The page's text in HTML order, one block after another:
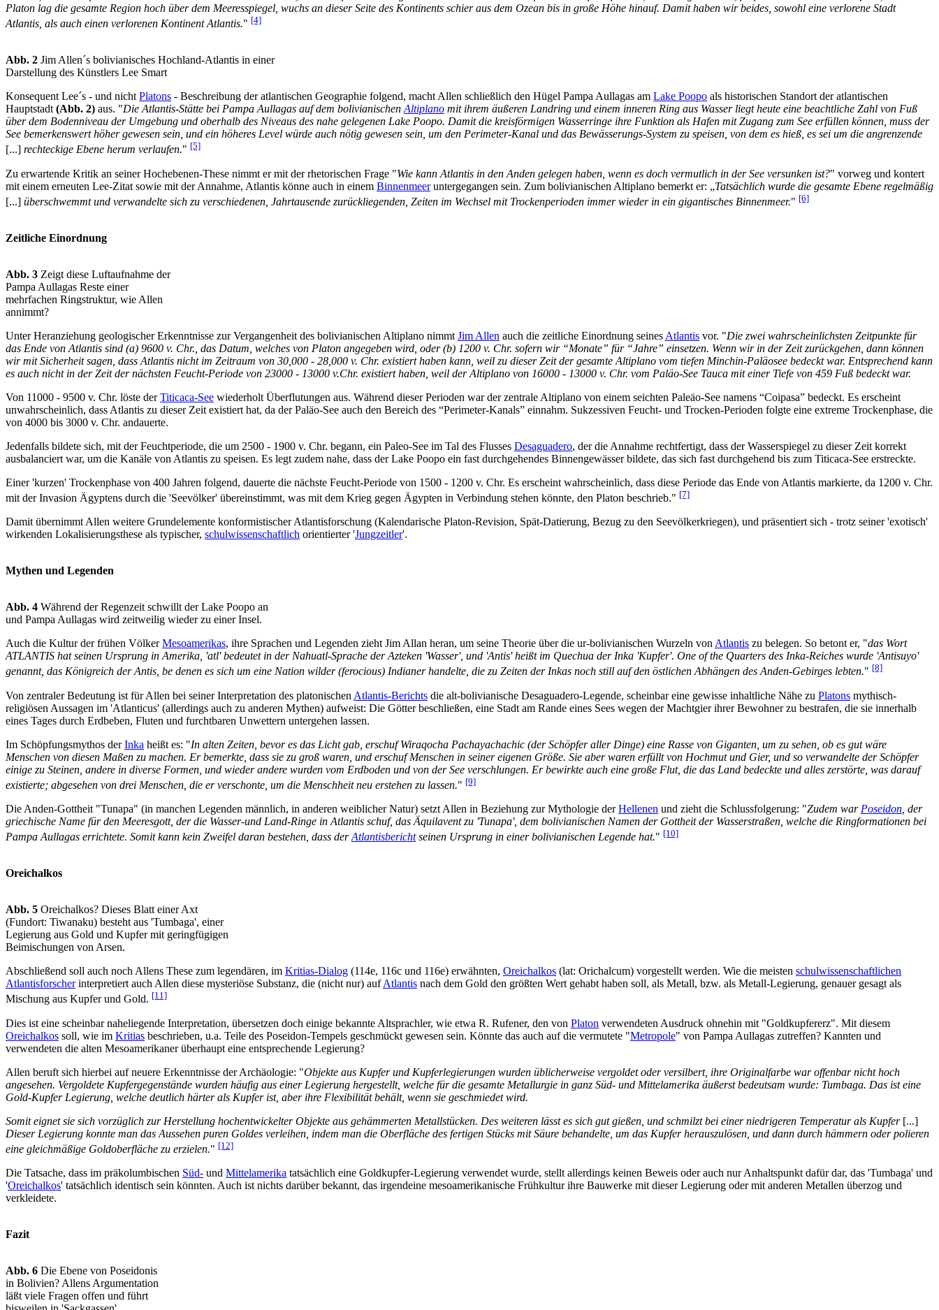
Platon lag die gesamte Region hoch über dem Meeresspiegel, wuchs an dieser Seite des Kontinents schier aus dem Ozean bis in große Höhe hinauf. Damit haben wir beides, sowohl eine verlorene Stadt
Atlantis, als auch einen verlorenen Kontinent Atlantis." [4]
Abb. 2 Jim Allen´s bolivianisches Hochland-Atlantis in einer
Darstellung des Künstlers Lee Smart
Konsequent Lee´s - und nicht Platons - Beschreibung der atlantischen Geographie folgend, macht Allen schließlich den Hügel Pampa Aullagas am Lake Poopo als historischen Standort der atlantischen
Hauptstadt (Abb. 2) aus. "Die Atlantis-Stätte bei Pampa Aullagas auf dem bolivianischen Altiplano mit ihrem äußeren Landring und einem inneren Ring aus Wasser liegt heute eine beachtliche Zahl von Fuß
über dem Bodenniveau der Umgebung und oberhalb des Niveaus des nahe gelegenen Lake Poopo. Damit die kreisförmigen Wasserringe ihre Funktion als Hafen mit Zugang zum See erfüllen können, muss der
See bemerkenswert höher gewesen sein, und ein höheres Level würde auch nötig gewesen sein, um den Perimeter-Kanal und das Bewässerungs-System zu speisen, von dem es hieß, es sei um die angrenzende
[...] rechteckige Ebene herum verlaufen." [5]
Zu erwartende Kritik an seiner Hochebenen-These nimmt er mit der rhetorischen Frage "Wie kann Atlantis in den Anden gelegen haben, wenn es doch vermutlich in der See versunken ist?" vorweg und kontert
mit einem erneuten Lee-Zitat sowie mit der Annahme, Atlantis könne auch in einem Binnenmeeruntergegangen sein. Zum bolivianischen Altiplano bemerkt er: „Tatsächlich wurde die gesamte Ebene regelmäßig
[...] überschwemmt und verwandelte sich zu verschiedenen, Jahrtausende zurückliegenden, Zeiten im Wechsel mit Trockenperioden immer wieder in ein gigantisches Binnenmeer." [6]
Zeitliche Einordnung
Abb. 3 Zeigt diese Luftaufnahme der
Pampa Aullagas Reste einer
mehrfachen Ringstruktur, wie Allen
annimmt?
Unter Heranziehung geologischer Erkenntnisse zur Vergangenheit des bolivianischen Altiplano nimmt Jim Allen auch die zeitliche Einordnung seines Atlantis vor. "Die zwei wahrscheinlichsten Zeitpunkte für
das Ende von Atlantis sind (a) 9600 v. Chr., das Datum, welches von Platon angegeben wird, oder (b) 1200 v. Chr. sofern wir “Monate” für “Jahre” einsetzen. Wenn wir in der Zeit zurückgehen, dann können
wir mit Sicherheit sagen, dass Atlantis nicht im Zeitraum von 30,000 - 28,000 v. Chr. existiert haben kann, weil zu dieser Zeit der gesamte Altiplano vom tiefen Minchin-Paläosee bedeckt war. Entsprechend kann
es auch nicht in der Zeit der nächsten Feucht-Periode von 23000 - 13000 v.Chr. existiert haben, weil der Altiplano von 16000 - 13000 v. Chr. vom Paläo-See Tauca mit einer Tiefe von 459 Fuß bedeckt war.
Von 11000 - 9500 v. Chr. löste derTiticaca-See wiederholt Überflutungen aus. Während dieser Perioden war der zentrale Altiplano von einem seichten Paleäo-See namens “Coipasa” bedeckt. Es erscheint
unwahrscheinlich, dass Atlantis zu dieser Zeit existiert hat, da der Paläo-See auch den Bereich des “Perimeter-Kanals” einnahm. Sukzessiven Feucht- und Trocken-Perioden folgte eine extreme Trockenphase, die
von 4000 bis 3000 v. Chr. andauerte.
Jedenfalls bildete sich, mit der Feuchtperiode, die um 2500 - 1900 v. Chr. begann, ein Paleo-See im Tal des Flusses Desaguadero, der die Annahme rechtfertigt, dass der Wasserspiegel zu dieser Zeit korrekt
ausbalanciert war, um die Kanäle von Atlantis zu speisen. Es legt zudem nahe, dass der Lake Poopo ein fast durchgehendes Binnengewässer bildete, das sich fast durchgehend bis zum Titicaca-See erstreckte.
Einer 'kurzen' Trockenphase von 400 Jahren folgend, dauerte die nächste Feucht-Periode von 1500 - 1200 v. Chr. Es erscheint wahrscheinlich, dass diese Periode das Ende von Atlantis markierte, da 1200 v. Chr.
mit der Invasion Ägyptens durch die 'Seevölker' übereinstimmt, was mit dem Krieg gegen Ägypten in Verbindung stehen könnte, den Platon beschrieb." [7]
Damit übernimmt Allen weitere Grundelemente konformistischer Atlantisforschung (Kalendarische Platon-Revision, Spät-Datierung, Bezug zu den Seevölkerkriegen), und präsentiert sich - trotz seiner 'exotisch'
wirkenden Lokalisierungsthese als typischer, schulwissenschaftlich orientierter 'Jungzeitler'.
Mythen und Legenden
Abb. 4 Während der Regenzeit schwillt der Lake Poopo an
und Pampa Aullagas wird zeitweilig wieder zu einer Insel.
Auch die Kultur der frühen VölkerMesoamerikas, ihre Sprachen und Legenden zieht Jim Allan heran, um seine Theorie über die ur-bolivianischen Wurzeln von Atlantis zu belegen. So betont er, "das Wort
ATLANTIS hat seinen Ursprung in Amerika, 'atl' bedeutet in der Nahuatl-Sprache der Azteken 'Wasser', und 'Antis' heißt im Quechua der Inka 'Kupfer'. One of the Quarters des Inka-Reiches wurde 'Antisuyo'
genannt, das Königreich der Antis, be denen es sich um eine Nation wilder (ferocious) Indianer handelte, die zu Zeiten der Inkas noch still auf den östlichen Abhängen des Anden-Gebirges lebten." [8]
Von zentraler Bedeutung ist für Allen bei seiner Interpretation des platonischen Atlantis-Berichts die alt-bolivianische Desaguadero-Legende, scheinbar eine gewisse inhaltliche Nähe zu Platons mythisch-
religiösen Aussagen im 'Atlanticus' (allerdings auch zu anderen Mythen) aufweist: Die Götter beschließen, eine Stadt am Rande eines Sees wegen der Machtgier ihrer Bewohner zu bestrafen, die sie innerhalb
eines Tages durch Erdbeben, Fluten und furchtbaren Unwettern untergehen lassen.
Im Schöpfungsmythos derInka heißt es: "In alten Zeiten, bevor es das Licht gab, erschuf Wiraqocha Pachayachachic (der Schöpfer aller Dinge) eine Rasse von Giganten, um zu sehen, ob es gut wäre
Menschen von diesen Maßen zu machen. Er bemerkte, dass sie zu groß waren, und erschuf Menschen in seiner eigenen Größe. Sie aber waren erfüllt von Hochmut und Gier, und so verwandelte der Schöpfer
einige zu Steinen, andere in diverse Formen, und wieder andere wurden vom Erdboden und von der See verschlungen. Er bewirkte auch eine große Flut, die das Land bedeckte und alles zerstörte, was darauf
existierte; abgesehen von drei Menschen, die er verschonte, um die Menschheit neu erstehen zu lassen." [9]
Die Anden-Gottheit "Tunapa" (in manchen Legenden männlich, in anderen weiblicher Natur) setzt Allen in Beziehung zur Mythologie derHellenen und zieht die Schlussfolgerung: "Zudem war Poseidon , der
griechische Name für den Meeresgott, der die Wasser-und Land-Ringe in Atlantis schuf, das Äquilavent zu 'Tunapa', dem bolivianischen Namen der Gottheit der Wasserstraßen, welche die Ringformationen bei
Pampa Aullagas errichtete. Somit kann kein Zweifel daran bestehen, dass derAtlantisberichtseinen Ursprung in einer bolivianischen Legende hat." [10]
Oreichalkos
Abb. 5 Oreichalkos? Dieses Blatt einer Axt
(Fundort: Tiwanaku) besteht aus 'Tumbaga', einer
Legierung aus Gold und Kupfer mit geringfügigen
Beimischungen von Arsen.
Abschließend soll auch noch Allens These zum legendären, im Kritias-Dialog (114e, 116c und 116e) erwähnten, Oreichalkos (lat: Orichalcum) vorgestellt werden. Wie die meisten schulwissenschaftlichen
Atlantisforscherinterpretiert auch Allen diese mysteriöse Substanz, die (nicht nur) aufAtlantis nach dem Gold den größten Wert gehabt haben soll, als Metall, bzw. als Metall-Legierung, genauer gesagt als
Mischung aus Kupfer und Gold. [11]
Dies ist eine scheinbar naheliegende Interpretation, übersetzen doch einige bekannte Altsprachler, wie etwa R. Rufener, den von Platon verwendeten Ausdruck ohnehin mit "Goldkupfererz". Mit diesem
Oreichalkos soll, wie im Kritias beschrieben, u.a. Teile des Poseidon-Tempels geschmückt gewesen sein. Könnte das auch auf die vermutete "Metropole" von Pampa Aullagas zutreffen? Kannten und
verwendeten die alten Mesoamerikaner überhaupt eine entsprechende Legierung?
Allen beruft sich hierbei auf neuere Erkenntnisse der Archäologie: "Objekte aus Kupfer und Kupferlegierungen wurden üblicherweise vergoldet oder versilbert, ihre Originalfarbe war offenbar nicht hoch
angesehen. Vergoldete Kupfergegenstände wurden häufig aus einer Legierung hergestellt, welche für die gesamte Metallurgie in ganz Süd- und Mittelamerika äußerst bedeutsam wurde: Tumbaga. Das ist eine
Gold-Kupfer Legierung, welche deutlich härter als Kupfer ist, aber ihre Flexibilität behält, wenn sie geschmiedet wird.
Somit eignet sie sich vorzüglich zur Herstellung hochentwickelter Objekte aus gehämmerten Metallstücken. Des weiteren lässt es sich gut gießen, und schmilzt bei einer niedrigeren Temperatur als Kupfer [...]
Dieser Legierung konnte man das Aussehen puren Goldes verleihen, indem man die Oberfläche des fertigen Stücks mit Säure behandelte, um das Kupfer herauszulösen, und dann durch hämmern oder polieren
eine gleichmäßige Goldoberfläche zu erzielen." [12]
Die Tatsache, dass im präkolumbischen Süd- und Mittelamerika tatsächlich eine Goldkupfer-Legierung verwendet wurde, stellt allerdings keinen Beweis oder auch nur Anhaltspunkt dafür dar, das 'Tumbaga' und
'Oreichalkos' tatsächlich identisch sein könnten. Auch ist nichts darüber bekannt, das irgendeine mesoamerikanische Frühkultur ihre Bauwerke mit dieser Legierung oder mit anderen Metallen überzog und
verkleidete.
Fazit
Abb. 6 Die Ebene von Poseidonis
in Bolivien? Allens Argumentation
läßt viele Fragen offen und führt